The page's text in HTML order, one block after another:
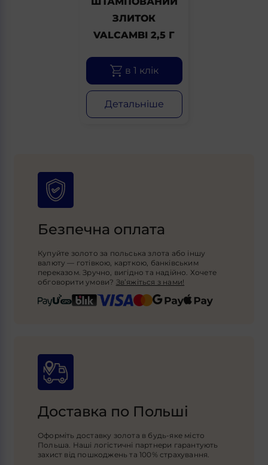
ЗЛИТОК
VALCAMBI 2,5 Г
в 1 клік
Детальніше
Безпечна оплата
Купуйте золото за польська злота або іншу
валюту — готівкою, карткою, банківським
переказом. Зручно, вигідно та надійно. Хочете
обговорити умови? Зв’яжіться з нами!
Доставка по Польші
Оформіть доставку золота в будь-яке місто
Польша. Наші логістичні партнери гарантують
захист від пошкоджень та 100% страхування.